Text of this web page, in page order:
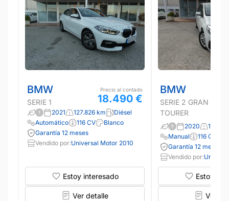
BMW
SERIE 1
Precio al contado
18.490 €
2021 127.826 km
Diésel
Automático
116 CV
Blanco
Garantía 12 meses
Vendido por:Universal Motor 2010
Estoy interesado
Ver detalle
BMW
SERIE 2 GRAN
TOURER
2020
Manual
116 CV
Garantía 12 meses
Vendido por:
Estoy
Ver